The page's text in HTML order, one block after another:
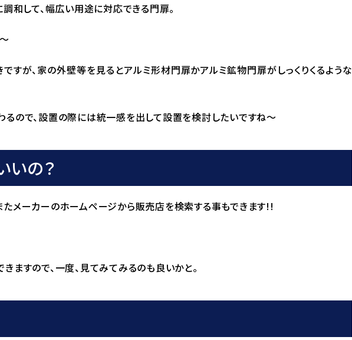
和して、幅広い用途に対応できる門扉。
すが、家の外壁等を見るとアルミ形材門扉かアルミ鉱物門扉がしっくりくるような
るので、設置の際には統一感を出して設置を検討したいですね～
いの？
たメーカーのホームページから販売店を検索する事もできます!!
ますので、一度、見てみてみるのも良いかと。